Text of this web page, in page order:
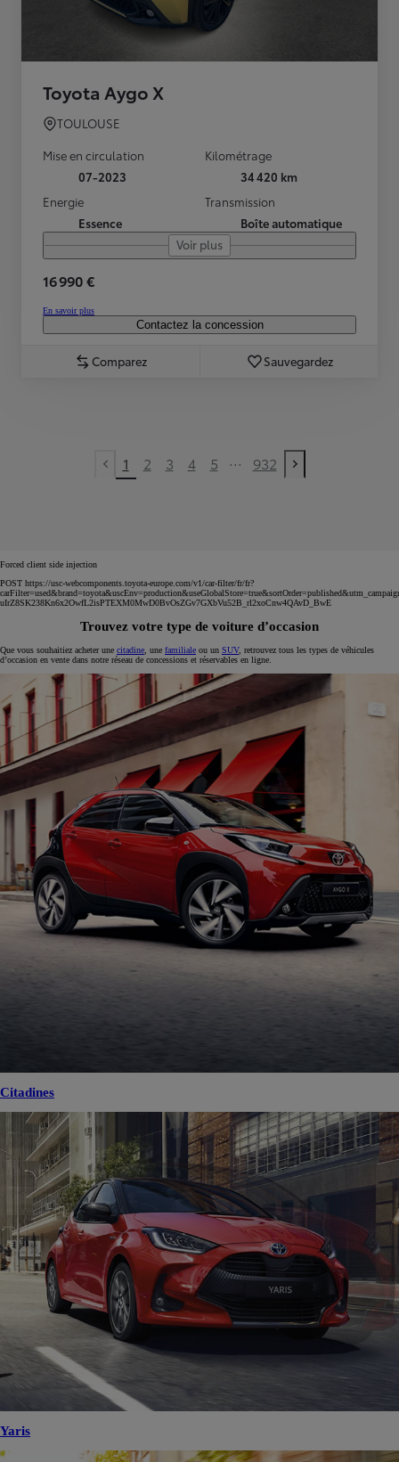
Toyota Aygo X
TOULOUSE
Mise en circulation
07-2023
Kilométrage
34 420 km
Energie
Essence
Transmission
Boîte automatique
Voir plus
16 990 €
En savoir plus
Contactez la concession
Comparez Sauvegardez
Previous page
1 2 3 4 5 ... 932
Next page
Forced client side injection
POST https://usc-webcomponents.toyota-europe.com/v1/car-filter/fr/fr?
uIrZ8SK238Kn6x2OwfL2isPTEXM0MwD0BvOsZGv7GXbVu52B_rl2xoCnw4QAvD_BwE
Trouvez votre type de voiture d’occasion
Que vous souhaitiez acheter une citadine , une familiale ou un SUV, retrouvez tous les types de véhicules
d’occasion en vente dans notre réseau de concessions et réservables en ligne.
Citadines
Yaris